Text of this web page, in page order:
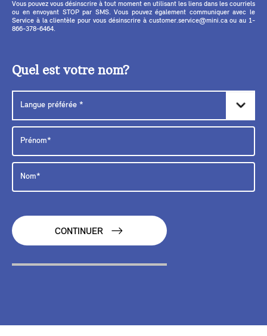
Vous pouvez vous désinscrire à tout moment en utilisant les liens dans les courriels
ou en envoyant STOP par SMS. Vous pouvez également communiquer avec le
Service à la clientèle pour vous désinscrire à customer.service@mini.ca ou au 1-
866-378-6464.
Quel est votre nom?
CONTINUER